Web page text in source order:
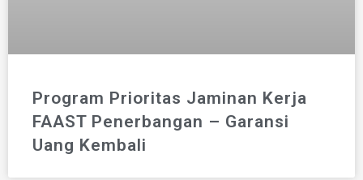
Program Prioritas Jaminan Kerja
FAAST Penerbangan – Garansi
Uang Kembali